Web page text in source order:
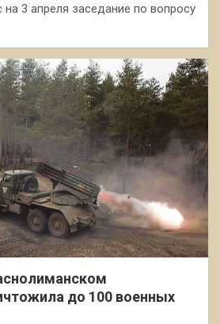
на 3 апреля заседание по вопросу
до 100 военных